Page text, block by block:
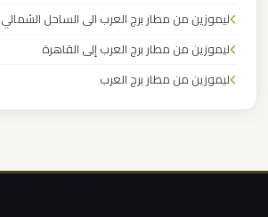
ليموزين من مطار برج العرب الى الساحل الشمالي
ليموزين من مطار برج العرب إلى القاهرة
ليموزين من مطار برج العرب
ليموزين من مطار القاهرة
ليموزين من القاهرة الى مطار برج العرب
ليموزين
الجديدة